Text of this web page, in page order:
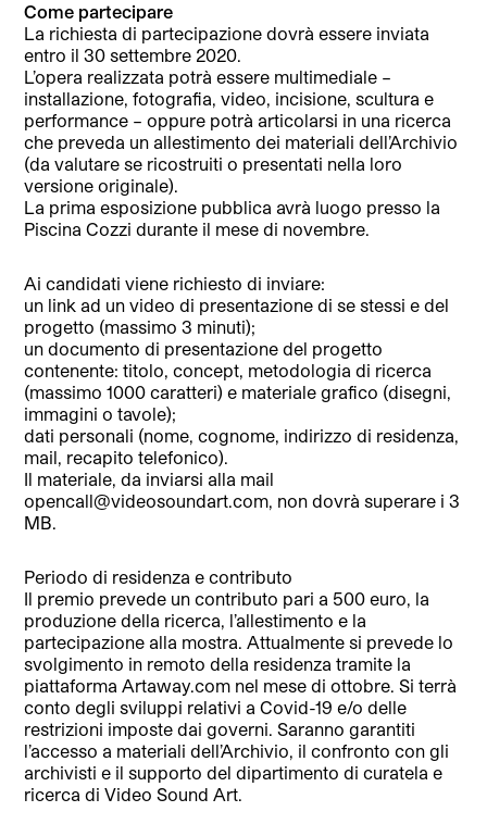
Come partecipare
La richiesta di partecipazione dovrà essere inviata
entro il 30 settembre 2020.
L’opera realizzata potrà essere multimediale –
installazione, fotografia, video, incisione, scultura e
performance – oppure potrà articolarsi in una ricerca
che preveda un allestimento dei materiali dell’Archivio
(da valutare se ricostruiti o presentati nella loro
versione originale).
La prima esposizione pubblica avrà luogo presso la
Piscina Cozzi durante il mese di novembre.
Ai candidati viene richiesto di inviare:
un link ad un video di presentazione di se stessi e del
progetto (massimo 3 minuti);
un documento di presentazione del progetto
contenente: titolo, concept, metodologia di ricerca
(massimo 1000 caratteri) e materiale grafico (disegni,
immagini o tavole);
dati personali (nome, cognome, indirizzo di residenza,
mail, recapito telefonico).
Il materiale, da inviarsi alla mail
opencall@videosoundart.com, non dovrà superare i 3
MB.
Periodo di residenza e contributo
Il premio prevede un contributo pari a 500 euro, la
produzione della ricerca, l’allestimento e la
partecipazione alla mostra. Attualmente si prevede lo
svolgimento in remoto della residenza tramite la
piattaforma Artaway.com nel mese di ottobre. Si terrà
conto degli sviluppi relativi a Covid-19 e/o delle
restrizioni imposte dai governi. Saranno garantiti
l’accesso a materiali dell’Archivio, il confronto con gli
archivisti e il supporto del dipartimento di curatela e
ricerca di Video Sound Art.